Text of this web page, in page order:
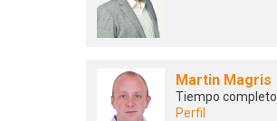
Martin Magris
Tiempo completo
Perfil